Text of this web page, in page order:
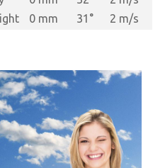
0 mm 31° 2 m/s